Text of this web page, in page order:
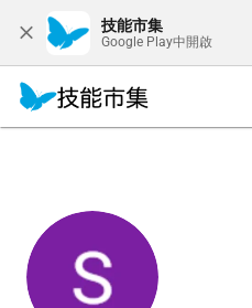
技能市集
Google Play中開啟